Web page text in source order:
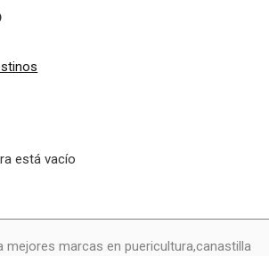
está vacío
mejores marcas en puericultura,canastilla